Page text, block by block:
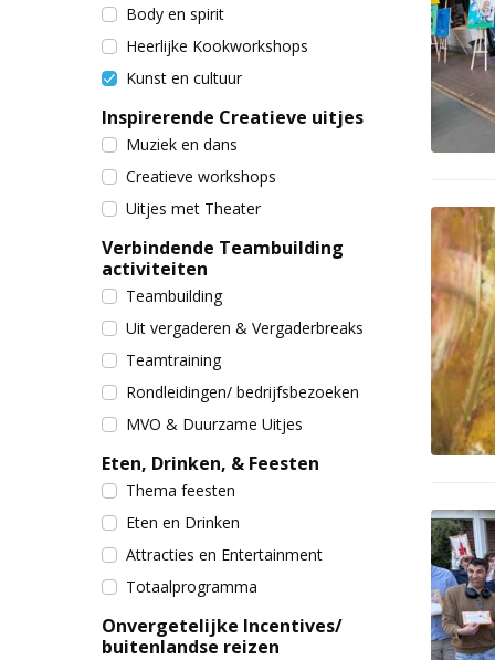
Body en spirit
Heerlijke Kookworkshops
Kunst en cultuur
Inspirerende Creatieve uitjes
Muziek en dans
Creatieve workshops
Uitjes met Theater
Verbindende Teambuilding
activiteiten
Teambuilding
Uit vergaderen & Vergaderbreaks
Teamtraining
Rondleidingen/ bedrijfsbezoeken
MVO & Duurzame Uitjes
Eten, Drinken, & Feesten
Thema feesten
Eten en Drinken
Attracties en Entertainment
Totaalprogramma
Onvergetelijke Incentives/
buitenlandse reizen